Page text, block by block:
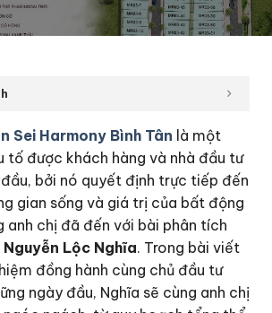
Sei Harmony Bình Tân là một
tố được khách hàng và nhà đầu tư
bởi nó quyết định trực tiếp đến
gian sống và giá trị của bất động
anh chị đã đến với bài phân tích
Nguyễn Lộc Nghĩa. Trong bài viết
đồng hành cùng chủ đầu tư
ngày đầu, Nghĩa sẽ cùng anh chị